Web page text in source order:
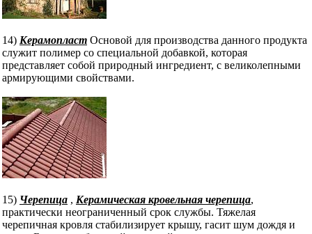
14) Керамопласт Основой для производства данного продукта
служит полимер со специальной добавкой, которая
представляет собой природный ингредиент, с великолепными
армирующими свойствами.
15) Черепица , Керамическая кровельная черепица,
практически неограниченный срок службы. Тяжелая
черепичная кровля стабилизирует крышу, гасит шум дождя и